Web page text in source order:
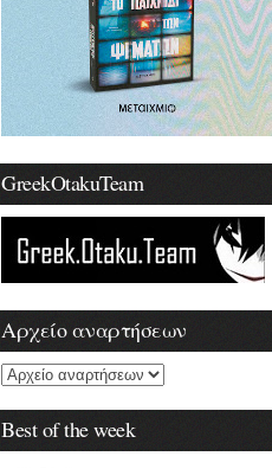
GreekOtakuTeam
Αρχείο αναρτήσεων
Best of the week